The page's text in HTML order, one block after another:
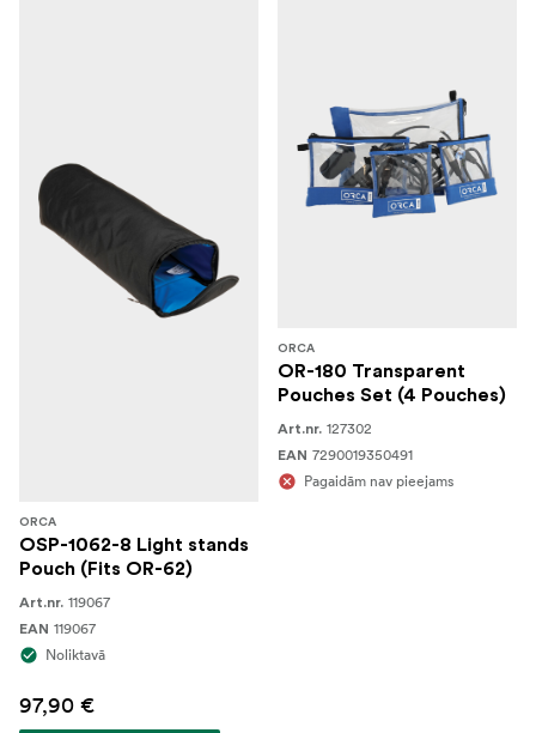
ORCA
OSP-1062-8 Light stands
Pouch (Fits OR-62)
Art.nr. 119067
EAN 119067
Noliktavā
97,90 €
ORCA
OR-180 Transparent
Pouches Set (4 Pouches)
Art.nr. 127302
EAN 7290019350491
Pagaidām nav pieejams